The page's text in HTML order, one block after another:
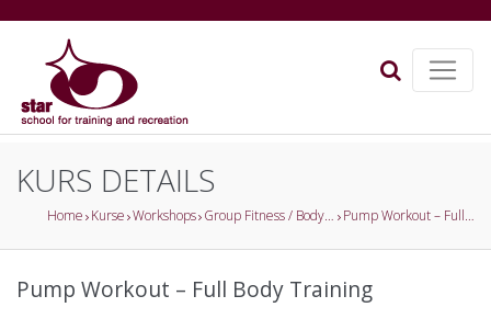
KURS DETAILS
Home Kurse Workshops Group Fitness / Body Toning Pump Workout – Full Body Training
Pump Workout – Full Body Training